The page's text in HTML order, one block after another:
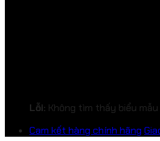
Lỗi: Không tìm thấy biểu mẫu
Cam kết hàng chính hãng